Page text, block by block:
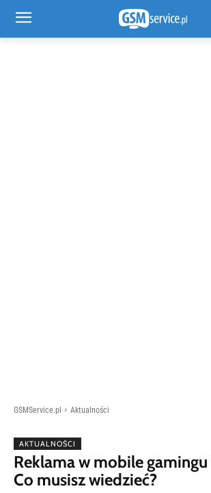
GSMService.pl Aktualności
AKTUALNOŚCI
Reklama w mobile
Co musisz wiedzieć?